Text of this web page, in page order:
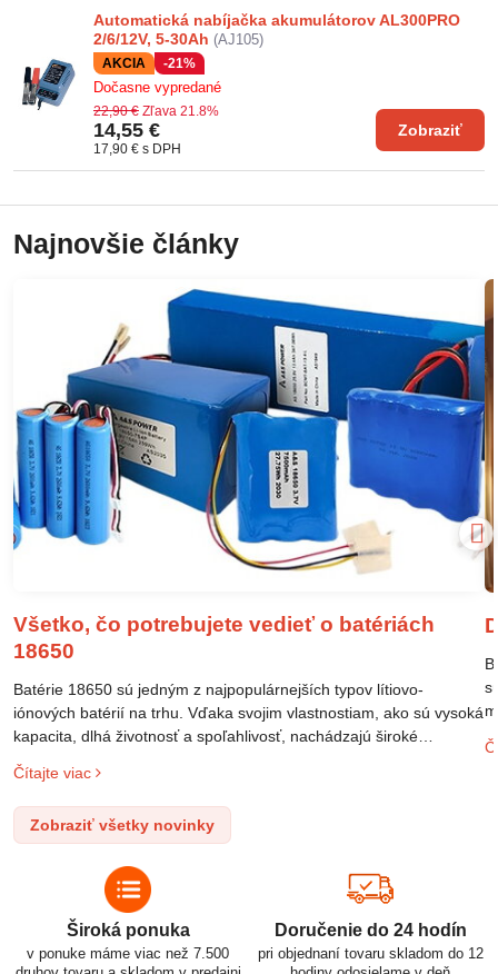
Automatická nabíjačka akumulátorov AL300PRO
2/6/12V, 5-30Ah (AJ105)
AKCIA -21%
Dočasne vypredané
14,55 €
17,90 € s DPH
22,90 € Zľava 21.8%
Zobraziť
Najnovšie články
Všetko, čo potrebujete vedieť o batériách
18650
Batérie 18650 sú jedným z najpopulárnejších typov lítiovo-
iónových batérií na trhu. Vďaka svojim vlastnostiam, ako sú vysoká
kapacita, dlhá životnosť a spoľahlivosť, nachádzajú široké
uplatnenie v rôznych oblastiach – od elektronických zariadení až
po elektrické vozidlá. Pochopenie ich delenia, označovania a
správneho používania je kľúčom k ich efektívnemu a bezpečnému
využitiu.
Čítajte viac
Zobraziť všetky novinky
Široká ponuka
v ponuke máme viac než 7.500
Doručenie do 24 hodín
pri objednaní tovaru skladom do 12